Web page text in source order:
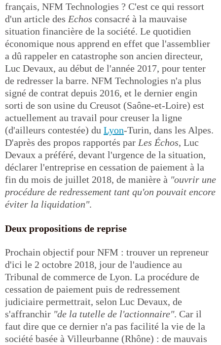
français, NFM Technologies ? C'est ce qui ressort
d'un article des Echos consacré à la mauvaise
situation financière de la société. Le quotidien
économique nous apprend en effet que l'assemblier
a dû rappeler en catastrophe son ancien directeur,
Luc Devaux, au début de l'année 2017, pour tenter
de redresser la barre. NFM Technologies n'a plus
signé de contrat depuis 2016, et le dernier engin
sorti de son usine du Creusot (Saône-et-Loire) est
actuellement au travail pour creuser la ligne
(d'ailleurs contestée) du Lyon-Turin, dans les Alpes.
D'après des propos rapportés par Les Échos, Luc
Devaux a préféré, devant l'urgence de la situation,
déclarer l'entreprise en cessation de paiement à la
fin du mois de juillet 2018, de manière à "ouvrir une
procédure de redressement tant qu'on pouvait encore
éviter la liquidation".
Deux propositions de reprise
Prochain objectif pour NFM : trouver un repreneur
d'ici le 2 octobre 2018, jour de l'audience au
Tribunal de commerce de Lyon. La procédure de
cessation de paiement puis de redressement
judiciaire permettrait, selon Luc Devaux, de
s'affranchir "de la tutelle de l'actionnaire". Car il
faut dire que ce dernier n'a pas facilité la vie de la
société basée à Villeurbanne (Rhône) : de mauvais